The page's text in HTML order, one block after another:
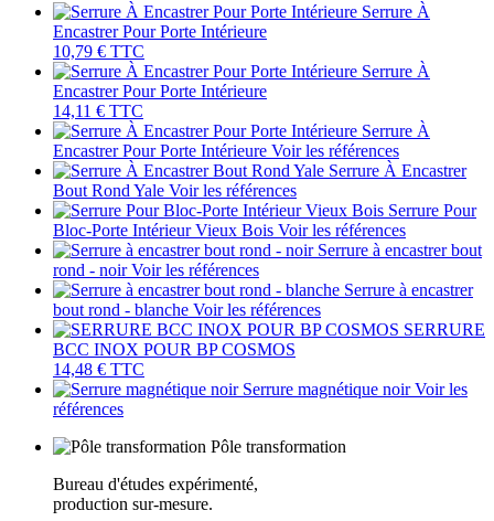
Serrure À
Encastrer Pour Porte Intérieure
10,79 € TTC
Serrure À
Encastrer Pour Porte Intérieure
14,11 € TTC
Serrure À
Encastrer Pour Porte Intérieure Voir les références
Serrure À Encastrer
Bout Rond Yale Voir les références
Serrure Pour
Bloc-Porte Intérieur Vieux Bois Voir les références
Serrure à encastrer bout
rond - noir Voir les références
Serrure à encastrer
bout rond - blanche Voir les références
SERRURE
BCC INOX POUR BP COSMOS
14,48 € TTC
Serrure magnétique noir Voir les
références
Pôle transformation
Bureau d'études expérimenté,
production sur-mesure.